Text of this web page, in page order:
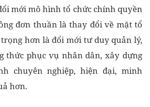
mới mô hình tổ chức chính quyền
đơn thuần là thay đổi về mặt tổ
hơn là đổi mới tư duy quản lý,
thức phục vụ nhân dân, xây dựng
chuyên nghiệp, hiện đại, minh
hơn.